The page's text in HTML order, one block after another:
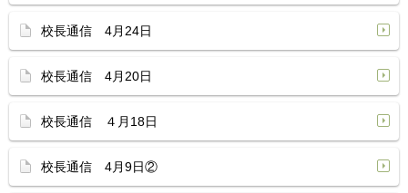
校長通信 4月24日
校長通信 4月20日
校長通信 ４月18日
校長通信 4月9日②